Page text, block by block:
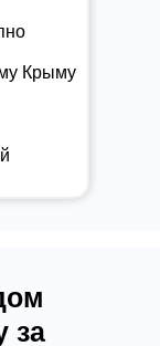
Крыму
за